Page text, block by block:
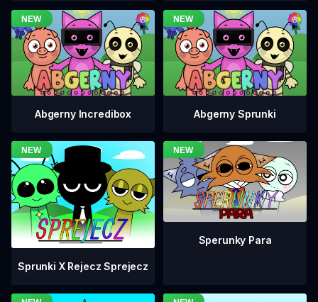
Abgerny Incredibox Abgerny Sprunki
Sprunki X Rejecz Sprejecz
Sperunky Para